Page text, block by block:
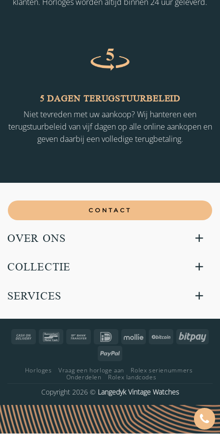
5 DAGEN TERUGSTUURBELEID
Niet tevreden met uw aankoop? Wij hanteren een
terugstuurbeleid van vijf dagen op alle online aankopen en
geven daarbij een volledige terugbetaling.
CONTACT
OVER ONS
COLLECTIE
SERVICES
Cash
Bancontact Bank
IDeal Mollie BitCoin
PayPal
Horloges Vraag een horloge aan
Rolex serienummers
Onderdelen
Rolex landcodes
Copyright 2026 © Langedyk Vintage Watches